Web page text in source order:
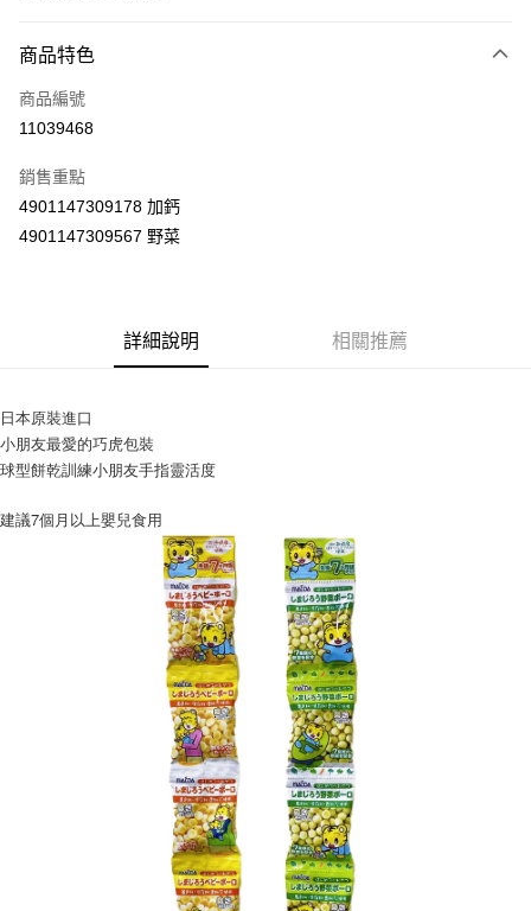
信用卡一次付款
超商取貨付款
Apple Pay
街口支付
AFTEE先享後付是「在收到商品之後才付款」的支付方式。 讓您購物簡單
便利好安心！
２．便利：只要手機號碼，簡訊認證，即可結帳。
３．安心：先確認商品／服務後，再付款。
【「AFTEE先享後付」結帳流程】
１．於結帳方式選擇「AFTEE先享後付」後，將跳轉至「AFTEE先享後付」
結帳頁面，進行簡訊認證並確認金額後，即可完成結帳。
２．訂單成立數日內，您將收到繳費通知簡訊。
３．收到繳費通知簡訊後14天內，點擊此簡訊中的連結，可透過四大超商／
ATM／網路銀行／等多元方式進行付款，方視為交易完成。
※ 請注意：結帳手續完成當下不需立刻繳費，但若您需要取消訂單，請聯絡
購買商品的店家。未經商家同意取消之訂單仍視為有效，需透過AFTEE先享
※ 交易是否成功請以「AFTEE先享後付 」之結帳頁面顯示為準，若有關於
是否繳費成功／繳費後需取消欲退款等相關疑問，請聯繫「AFTEE先享後付
https://netprotections.freshdesk.com/support/home
１．透過由恩沛科技股份有限公司提供之「AFTEE先享後付」服務完成之交
易，需依本服務之必要範圍內提供個人資料，並將交易相關給付款項請求債
ATM付款
每筆NT$60，滿NT$590(含以上)免運費
每筆NT$60，滿NT$590(含以上)免運費
每筆NT$60，滿NT$590(含以上)免運費
每筆NT$60，滿NT$590(含以上)免運費
每筆NT$100，滿NT$590(含以上)免運費
商品特色
商品編號
11039468
銷售重點
4901147309178 加鈣
4901147309567 野菜
詳細說明 相關推薦
日本原裝進口
小朋友最愛的巧虎包裝
球型餅乾訓練小朋友手指靈活度
建議7個月以上嬰兒食用